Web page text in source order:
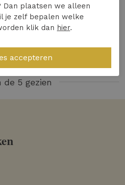
de 5 gezien
Dan plaatsen we alleen
je zelf bepalen welke
klik dan hier.